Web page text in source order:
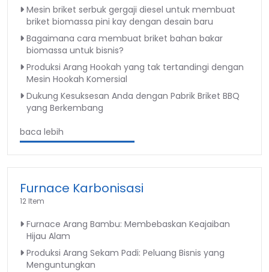
Mesin briket serbuk gergaji diesel untuk membuat
briket biomassa pini kay dengan desain baru
Bagaimana cara membuat briket bahan bakar
biomassa untuk bisnis?
Produksi Arang Hookah yang tak tertandingi dengan
Mesin Hookah Komersial
Dukung Kesuksesan Anda dengan Pabrik Briket BBQ
yang Berkembang
baca lebih
Furnace Karbonisasi
12 Item
Furnace Arang Bambu: Membebaskan Keajaiban
Hijau Alam
Produksi Arang Sekam Padi: Peluang Bisnis yang
Menguntungkan